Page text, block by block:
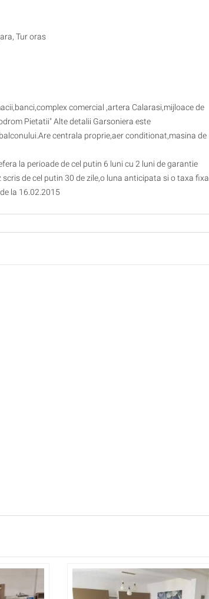
Tur oras
comercial ,artera Calarasi,mijloace de
Pietatii" Alte detalii Garsoniera este
centrala proprie,aer conditionat,masina de
la perioade de cel putin 6 luni cu 2 luni de garantie
de cel putin 30 de zile,o luna anticipata si o taxa fixa
la 16.02.2015